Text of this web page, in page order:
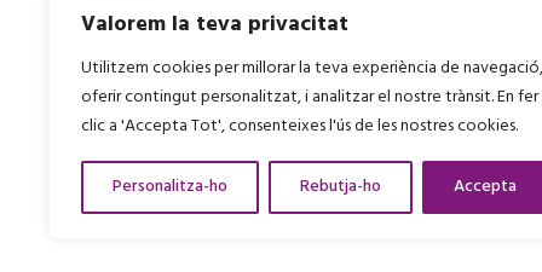
Valorem la teva privacitat
Utilitzem cookies per millorar la teva experiència de navegació,
oferir contingut personalitzat, i analitzar el nostre trànsit. En fer
clic a 'Accepta Tot', consenteixes l'ús de les nostres cookies.
Personalitza-ho Rebutja-ho Accepta